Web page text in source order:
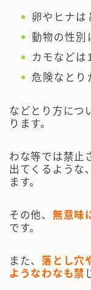
卵やヒナは
動物の性別
カモなどは
危険なとり
などとり方につ
ります。
わな等では禁止
出てくるような
ます。
その他、 無意味
です。
また、落とし穴
ようなわなも禁